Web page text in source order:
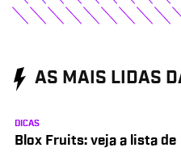
AS MAIS LIDAS
DICAS
Blox Fruits: veja a lista de